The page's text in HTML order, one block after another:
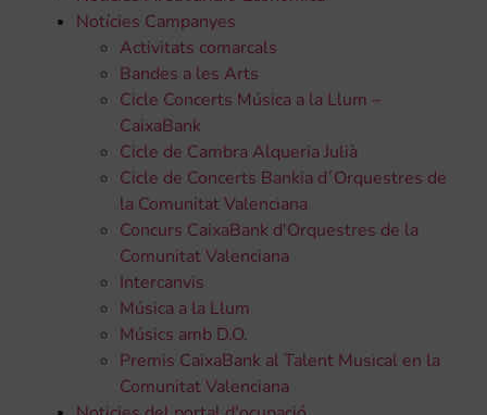
Notícies Campanyes
Activitats comarcals
Bandes a les Arts
Cicle Concerts Música a la Llum –
CaixaBank
Cicle de Cambra Alqueria Julià
Cicle de Concerts Bankia d´Orquestres de
la Comunitat Valenciana
Concurs CaixaBank d'Orquestres de la
Comunitat Valenciana
Intercanvis
Música a la Llum
Músics amb D.O.
Premis CaixaBank al Talent Musical en la
Comunitat Valenciana